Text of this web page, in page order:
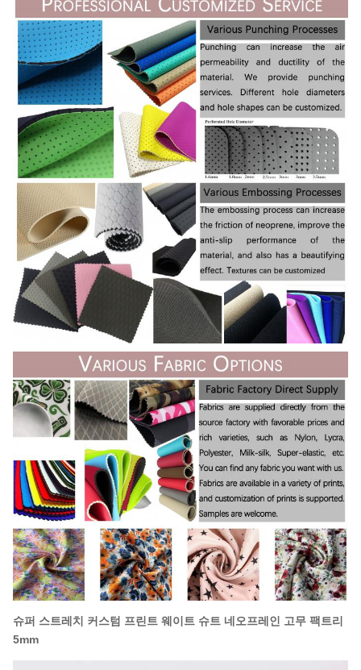
슈퍼 스트레치 커스텀 프린트 웨이트 슈트 네오프레인 고무 팩트리
5mm